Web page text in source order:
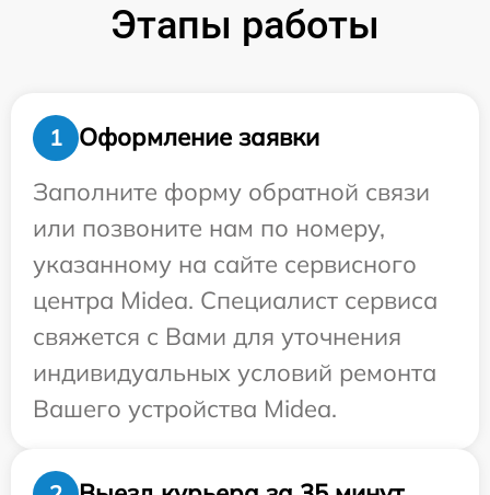
Этапы работы
1
Оформление заявки
Заполните форму обратной связи
или позвоните нам по номеру,
указанному на сайте сервисного
центра Midea. Специалист сервиса
свяжется с Вами для уточнения
индивидуальных условий ремонта
Вашего устройства Midea.